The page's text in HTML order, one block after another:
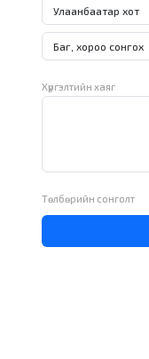
Хүргэлтийн хаяг
Төлбөрийн сонголт